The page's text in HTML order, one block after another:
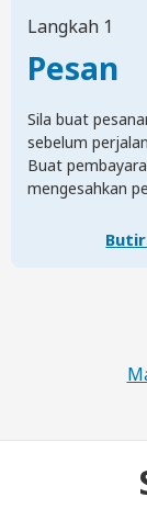
Langkah 1
Pesan
Sila buat
sebelum
Buat
mengesahkan